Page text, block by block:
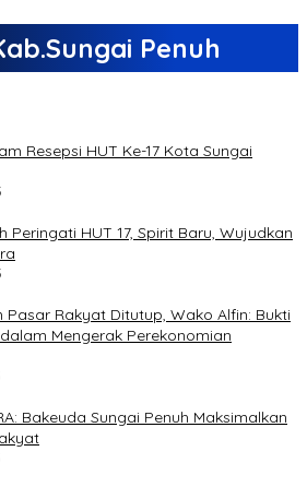
Penuh
Resepsi HUT Ke-17 Kota Sungai
Peringati HUT 17, Spirit Baru, Wujudkan
Pasar Rakyat Ditutup, Wako Alfin: Bukti
Mengerak Perekonomian
Bakeuda Sungai Penuh Maksimalkan